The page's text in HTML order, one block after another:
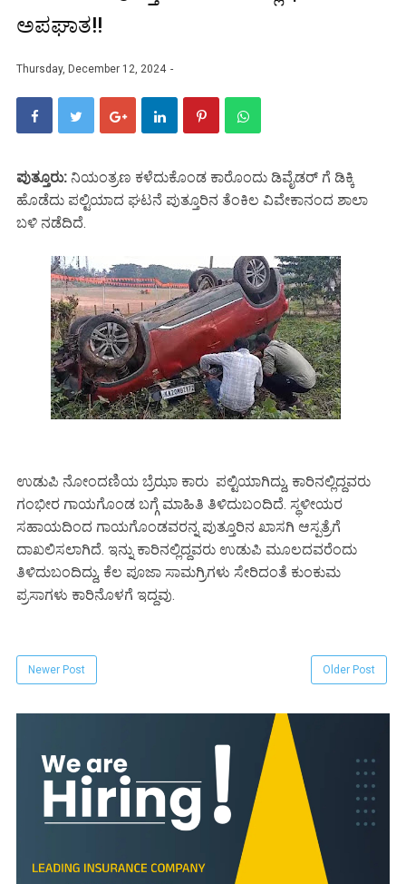
ಅಪಘಾತ!!
Thursday, December 12, 2024
ಪುತ್ತೂರು: ನಿಯಂತ್ರಣ ಕಳೆದುಕೊಂಡ ಕಾರೊಂದು ಡಿವೈಡರ್ ಗೆ ಡಿಕ್ಕಿ
ಹೊಡೆದು ಪಲ್ಟಿಯಾದ ಘಟನೆ ಪುತ್ತೂರಿನ ತೆಂಕಿಲ ವಿವೇಕಾನಂದ ಶಾಲಾ
ಬಳಿ ನಡೆದಿದೆ.
ಉಡುಪಿ ನೋಂದಣಿಯ ಬ್ರೆಝಾ ಕಾರು ಪಲ್ಟಿಯಾಗಿದ್ದು, ಕಾರಿನಲ್ಲಿದ್ದವರು
ಗಂಭೀರ ಗಾಯಗೊಂಡ ಬಗ್ಗೆ ಮಾಹಿತಿ ತಿಳಿದುಬಂದಿದೆ. ಸ್ಥಳೀಯರ
ಸಹಾಯದಿಂದ ಗಾಯಗೊಂಡವರನ್ನ ಪುತ್ತೂರಿನ ಖಾಸಗಿ ಆಸ್ಪತ್ರೆಗೆ
ದಾಖಲಿಸಲಾಗಿದೆ. ಇನ್ನು ಕಾರಿನಲ್ಲಿದ್ದವರು ಉಡುಪಿ ಮೂಲದವರೆಂದು
ತಿಳಿದುಬಂದಿದ್ದು, ಕೆಲ ಪೂಜಾ ಸಾಮಗ್ರಿಗಳು ಸೇರಿದಂತೆ ಕುಂಕುಮ
ಪ್ರಸಾಗಳು ಕಾರಿನೊಳಗೆ ಇದ್ದವು.
Newer Post Older Post